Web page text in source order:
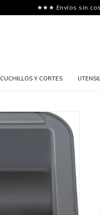
★★★ Envíos sin
CUCHILLOS Y CORTES